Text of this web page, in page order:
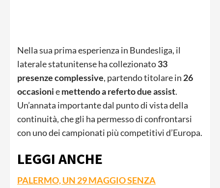
Nella sua prima esperienza in Bundesliga, il
laterale statunitense ha collezionato33
presenze complessive, partendo titolare in26
occasioniemettendo a referto due assist.
Un’annata importante dal punto di vista della
continuità, che gli ha permesso di confrontarsi
con uno dei campionati più competitivi d’Europa.
LEGGI ANCHE
PALERMO, UN 29 MAGGIO SENZA